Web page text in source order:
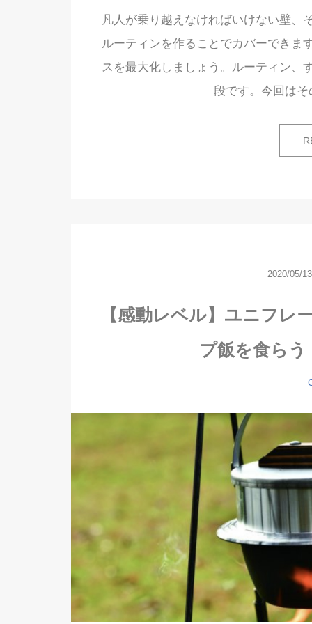
凡人が乗り越えなければいけない壁、
ルーティンを作ることでカバーできま
スを最大化しましょう。ルーティン、
段です。今回は
2020/05/13
【感動レベル】ユニフレ
プ飯を食ら